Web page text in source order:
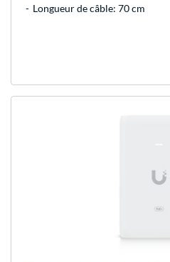
Longueur de câble: 70 cm